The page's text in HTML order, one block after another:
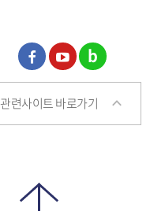
페이
스북
유튜
브
블로
그
관련사이트 바로가기